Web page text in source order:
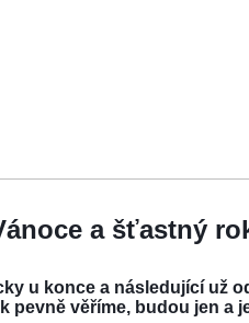
a šťastný
u konce a následující už
pevně věříme, budou jen a